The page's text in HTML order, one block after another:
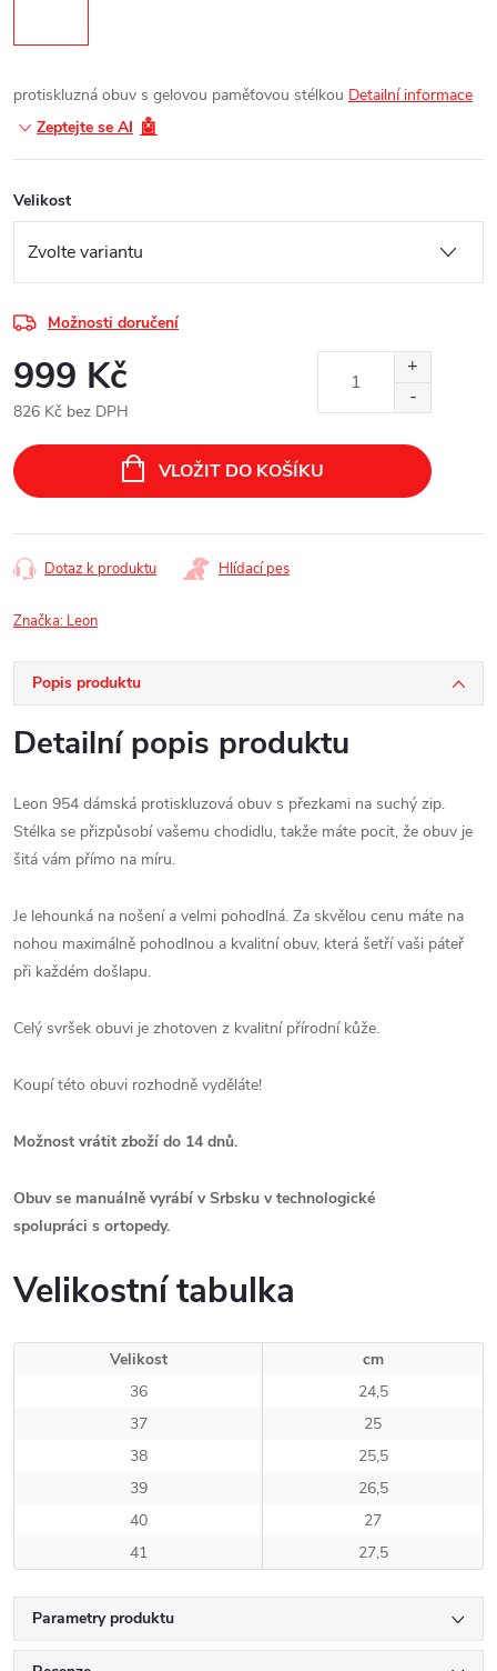
protiskluzná obuv s gelovou paměťovou stélkou Detailní informace
Zeptejte se AI 🤖
Velikost
Možnosti doručení
999 Kč
826 Kč bez DPH
cena:
VLOŽIT DO KOŠÍKU
Dotaz k produktu Hlídací pes
Značka: Leon
Popis produktu
Detailní popis produktu
Leon 954 dámská protiskluzová obuv s přezkami na suchý zip.
Stélka se přizpůsobí vašemu chodidlu, takže máte pocit, že obuv je
šitá vám přímo na míru.
Je lehounká na nošení a velmi pohodlná. Za skvělou cenu máte na
nohou maximálně pohodlnou a kvalitní obuv, která šetří vaši páteř
při každém došlapu.
Celý svršek obuvi je zhotoven z kvalitní přírodní kůže.
Koupí této obuvi rozhodně vyděláte!
Možnost vrátit zboží do 14 dnů.
Obuv se manuálně vyrábí v Srbsku v technologické
spolupráci s ortopedy.
Velikostní tabulka
Velikost
cm
36
24,5
37
25
38
25,5
39
26,5
40
27
41
27,5
Parametry produktu